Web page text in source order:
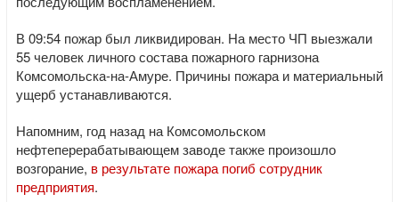
В 09:54 пожар был ликвидирован. На место ЧП выезжали
55 человек личного состава пожарного гарнизона
Комсомольска-на-Амуре. Причины пожара и материальный
ущерб устанавливаются.
Напомним, год назад на Комсомольском
нефтеперерабатывающем заводе также произошло
возгорание, в результате пожара погиб сотрудник
предприятия.